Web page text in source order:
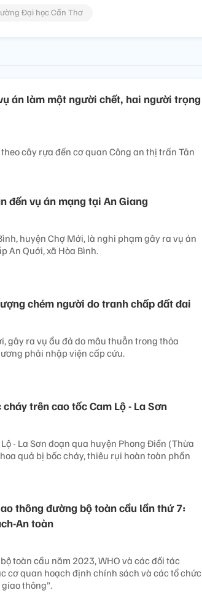
Đại học Cần Thơ
án làm một người chết, hai người trọng
cây rựa đến cơ quan Công an thị trấn Tân
đến vụ án mạng tại An Giang
huyện Chợ Mới, là nghi phạm gây ra vụ án
An Quới, xã Hòa Bình.
chém người do tranh chấp đất đai
gây ra vụ ẩu đả do mâu thuẫn trong thỏa
phải nhập viện cấp cứu.
trên cao tốc Cam Lộ - La Sơn
- La Sơn đoạn qua huyện Phong Điền (Thừa
quả bị bốc cháy, thiêu rụi hoàn toàn phần
thông đường bộ toàn cầu lần thứ 7:
An toàn
toàn cầu năm 2023, WHO và các đối tác
cơ quan hoạch định chính sách và các tổ chức
thông”.